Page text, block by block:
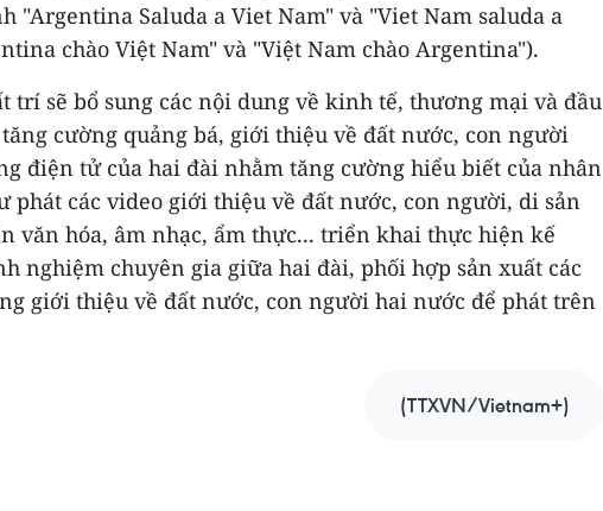
"Argentina Saluda a Viet Nam" và "Viet Nam saluda a
chào Việt Nam" và "Việt Nam chào Argentina").
trí sẽ bổ sung các nội dung về kinh tế, thương mại và đầu
cường quảng bá, giới thiệu về đất nước, con người
điện tử của hai đài nhằm tăng cường hiểu biết của nhân
phát các video giới thiệu về đất nước, con người, di sản
văn hóa, âm nhạc, ẩm thực... triển khai thực hiện kế
nghiệm chuyên gia giữa hai đài, phối hợp sản xuất các
giới thiệu về đất nước, con người hai nước để phát trên
(TTXVN/Vietnam+)